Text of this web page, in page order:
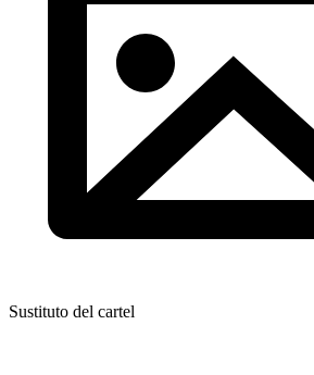
Sustituto del cartel